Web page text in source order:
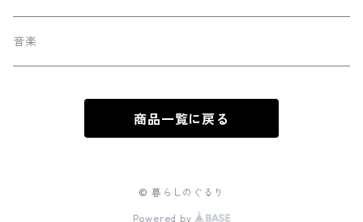
音楽
商品一覧に戻る
© 暮らしのぐるり
Powered by